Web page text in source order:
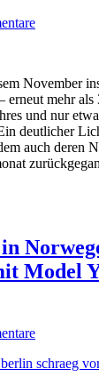
November
erneut mehr
und nur
deutlicher
auch deren
Model